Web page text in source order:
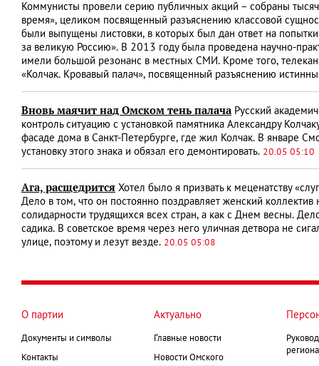
Коммунисты провели серию публичных акций – собраны
время», целиком посвященный разъяснению классовой
были выпущены листовки, в которых был дан ответ на
за великую Россию». В 2013 году была проведена научно-
имели большой резонанс в местных СМИ. Кроме того,
«Колчак. Кровавый палач», посвященный разъяснению
Вновь маячит над Омском тень палача Русский
контроль ситуацию с установкой памятника Александру
фасаде дома в Санкт-Петербурге, где жил Колчак. В январе
установку этого знака и обязал его демонтировать. 20.05 05:10
Ага, расщедрится Хотел было я призвать к меценатству
Дело в том, что он постоянно поздравляет женский
солидарности трудящихся всех стран, а как с Днем весны.
садика. В советское время через него уличная детвора не
улице, поэтому и лезут везде. 20.05 05:08
О партии
Документы и символы
Контакты
Актуально
Главные новости
Новости Омского